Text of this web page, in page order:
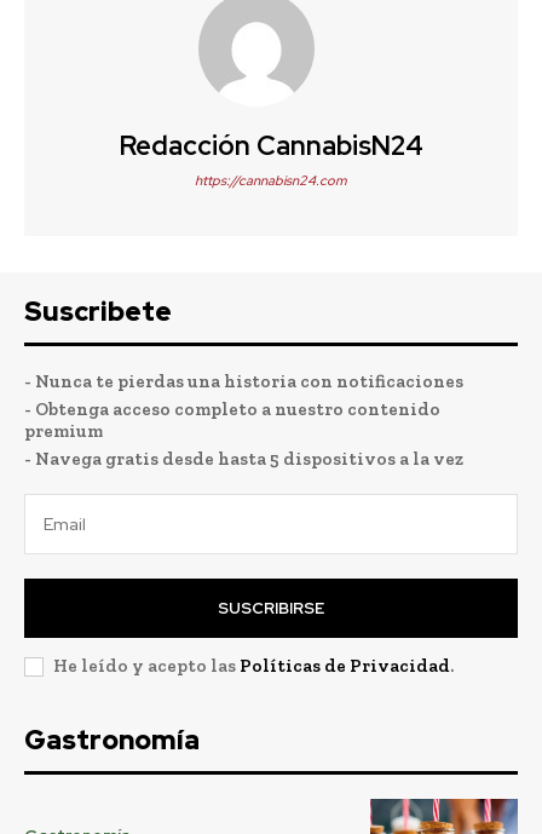
Redacción CannabisN24
https://cannabisn24.com
Suscribete
- Nunca te pierdas una historia con notificaciones
- Obtenga acceso completo a nuestro contenido
premium
- Navega gratis desde hasta 5 dispositivos a la vez
SUSCRIBIRSE
He leído y acepto las Políticas de Privacidad.
Gastronomía